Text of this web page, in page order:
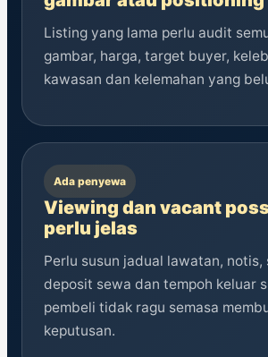
Listing yang lama perlu audit
gambar, harga, target buyer,
kawasan dan kelemahan yang
Ada penyewa
Viewing dan vacant
perlu jelas
Perlu susun jadual lawatan, notis,
deposit sewa dan tempoh keluar
pembeli tidak ragu semasa
keputusan.